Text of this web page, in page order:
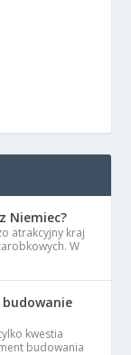
Niemiec?
atrakcyjny kraj
W
budowanie
kwestia
budowania